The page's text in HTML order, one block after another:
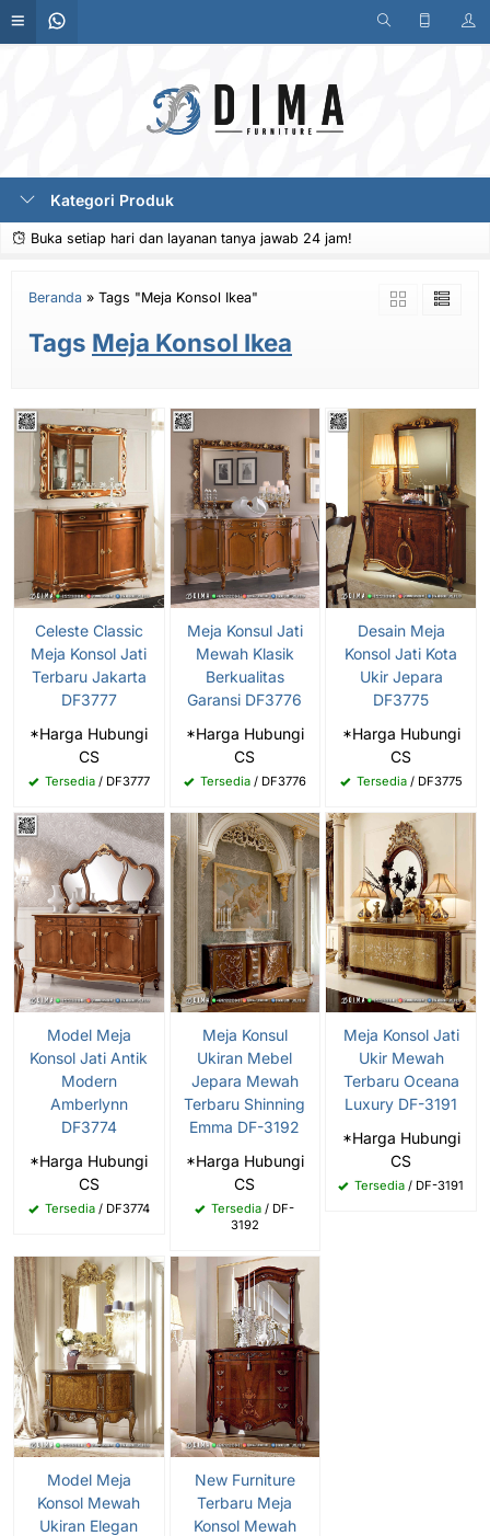
Kategori Produk
Buka setiap hari dan layanan tanya jawab 24 jam!
Beranda » Tags "Meja Konsol Ikea"
Tags Meja Konsol Ikea
Celeste Classic
Meja Konsol Jati
Terbaru Jakarta
DF3777
*Harga Hubungi
CS
Tersedia/ DF3777
Meja Konsul Jati
Mewah Klasik
Berkualitas
Garansi DF3776
*Harga Hubungi
CS
Tersedia/ DF3776
Desain Meja
Konsol Jati Kota
Ukir Jepara
DF3775
*Harga Hubungi
CS
Tersedia/ DF3775
Model Meja
Konsol Jati Antik
Modern
Amberlynn
DF3774
*Harga Hubungi
CS
Tersedia/ DF3774
Meja Konsul
Ukiran Mebel
Jepara Mewah
Terbaru Shinning
Emma DF-3192
*Harga Hubungi
CS
Tersedia / DF-
3192
Meja Konsol Jati
Ukir Mewah
Terbaru Oceana
Luxury DF-3191
*Harga Hubungi
CS
Tersedia / DF-3191
Model Meja
Konsol Mewah
Ukiran Elegan
New Furniture
Terbaru Meja
Konsol Mewah